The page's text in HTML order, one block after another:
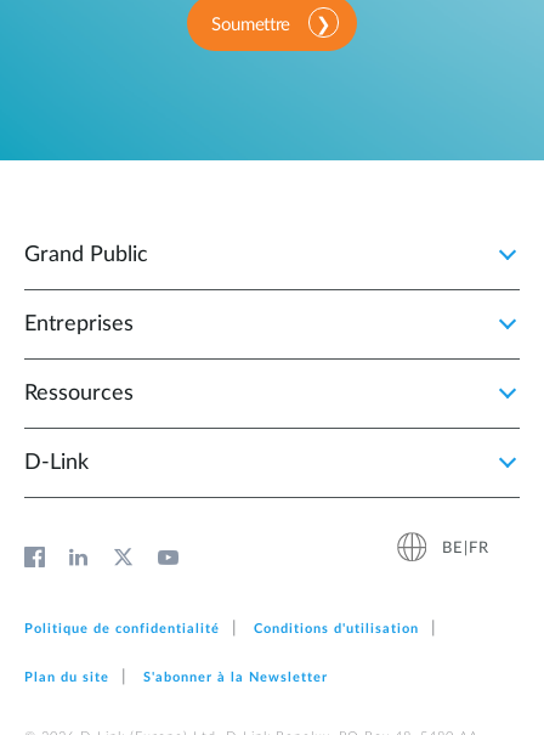
Soumettre
Grand Public
Entreprises
Ressources
D‑Link
BE|FR
Politique de confidentialité Conditions d'utilisation
Plan du site S'abonner à la Newsletter